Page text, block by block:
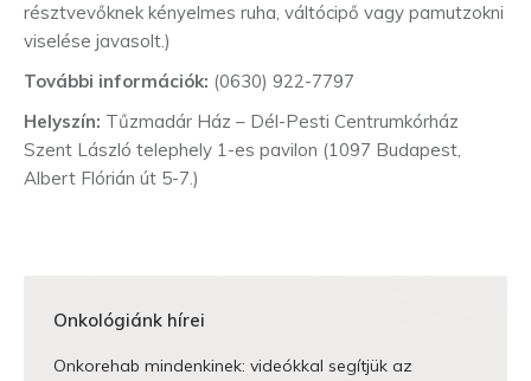
résztvevőknek kényelmes ruha, váltócipő vagy pamutzokni
viselése javasolt.)
További információk: (0630) 922-7797
Helyszín: Tűzmadár Ház – Dél-Pesti Centrumkórház
Szent László telephely 1-es pavilon (1097 Budapest,
Albert Flórián út 5-7.)
Onkológiánk hírei
Onkorehab mindenkinek: videókkal segítjük az